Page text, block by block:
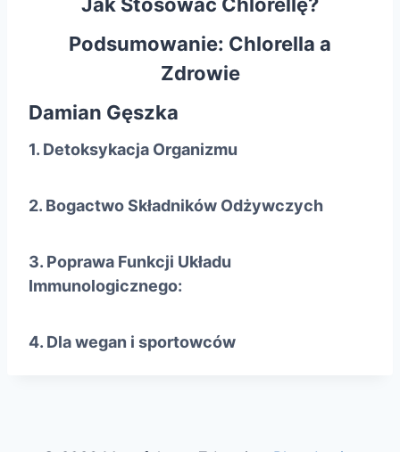
Podsumowanie: Chlorella a
Zdrowie
Damian Gęszka
1. Detoksykacja Organizmu
2. Bogactwo Składników Odżywczych
3. Poprawa Funkcji Układu
Immunologicznego:
4. Dla wegan i sportowców